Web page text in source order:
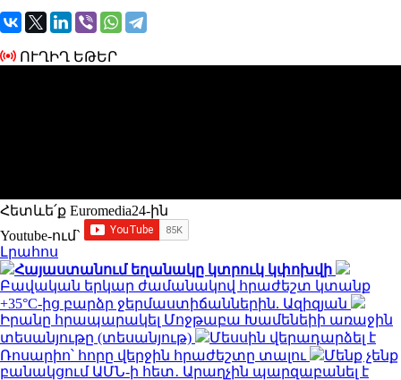
ՈՒՂԻՂ ԵԹԵՐ
Հետևե՛ք Euromedia24-ին
Youtube-ում`
Լրահոս
Հայաստանում եղանակը կտրուկ կփոխվի
Բավական երկար ժամանակով հրաժեշտ կտանք
+35°C-ից բարձր ջերմաստիճաններին. Ազիզյան
Իրանը հրապարակել Մոջթաբա Խամենեիի առաջին
տեսանյութը (տեսանյութ)
Մեսսին վերադարձել է
Ռոսարիո՝ հորը վերջին հրաժեշտը տալու
Մենք չենք
բանակցում ԱՄՆ-ի հետ․ Արաղչին պարզաբանել է